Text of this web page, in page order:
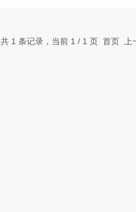
共 1 条记录，当前 1 / 1 页 首页